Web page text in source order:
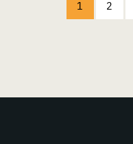
1 2